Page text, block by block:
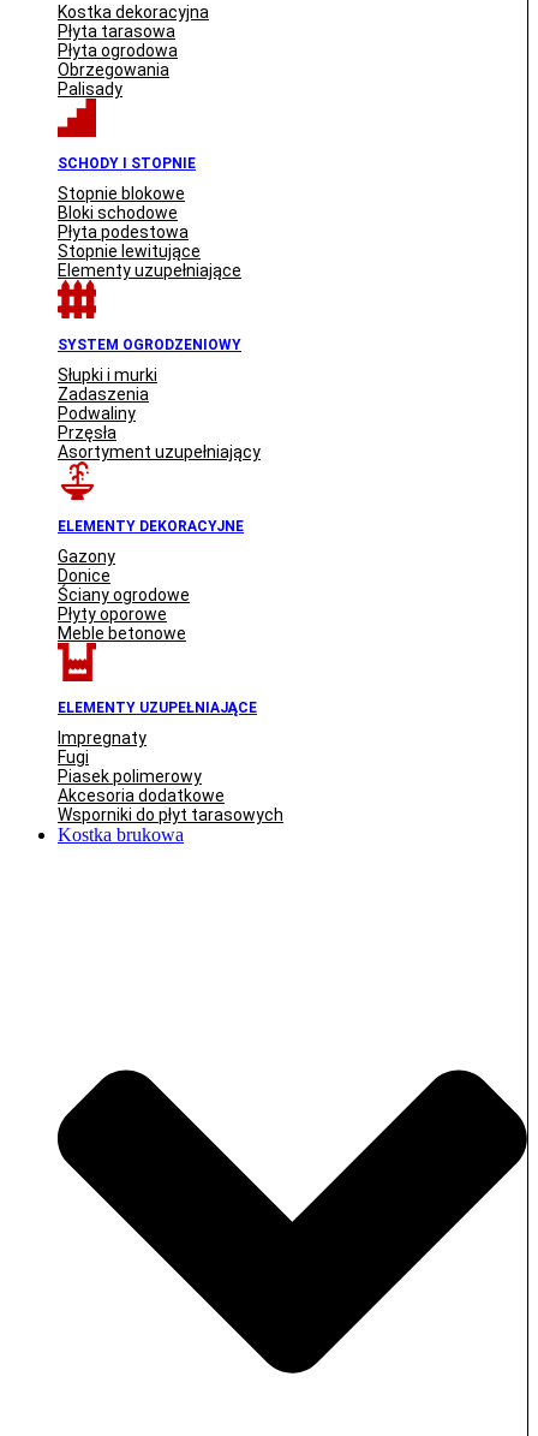
Kostka dekoracyjna
Płyta tarasowa
Płyta ogrodowa
Obrzegowania
Palisady
SCHODY I STOPNIE
Stopnie blokowe
Bloki schodowe
Płyta podestowa
Stopnie lewitujące
Elementy uzupełniające
SYSTEM OGRODZENIOWY
Słupki i murki
Zadaszenia
Podwaliny
Przęsła
Asortyment uzupełniający
ELEMENTY DEKORACYJNE
Gazony
Donice
Ściany ogrodowe
Płyty oporowe
Meble betonowe
ELEMENTY UZUPEŁNIAJĄCE
Impregnaty
Fugi
Piasek polimerowy
Akcesoria dodatkowe
Wsporniki do płyt tarasowych
Kostka brukowa